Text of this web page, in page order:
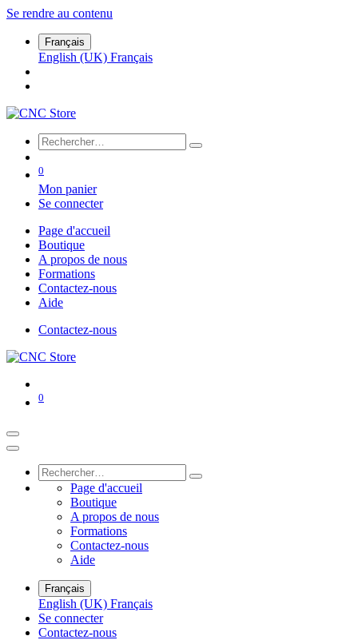
Se rendre au contenu
Français
English (UK) Français
0
Mon panier
Se connecter
Page d'accueil
Boutique
A propos de nous
Formations
Contactez-nous
Aide
Contactez-nous
0
Page d'accueil
Boutique
A propos de nous
Formations
Contactez-nous
Aide
Français
English (UK) Français
Se connecter
Contactez-nous